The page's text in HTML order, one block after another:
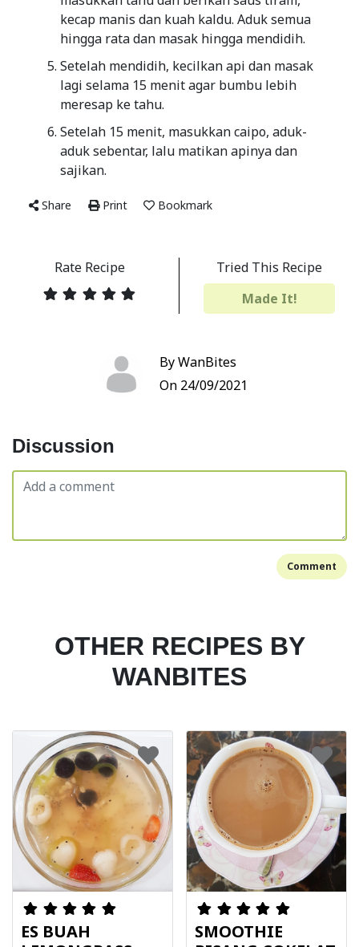
kecap manis dan kuah kaldu. Aduk semua
hingga rata dan masak hingga mendidih.
Setelah mendidih, kecilkan api dan masak
lagi selama 15 menit agar bumbu lebih
meresap ke tahu.
Setelah 15 menit, masukkan caipo, aduk-
aduk sebentar, lalu matikan apinya dan
sajikan.
Share Print Bookmark
Rate Recipe
Tried This Recipe
Made It!
By WanBites
On 24/09/2021
Discussion
Comment
OTHER RECIPES BY
WANBITES
ES BUAH
SMOOTHIE